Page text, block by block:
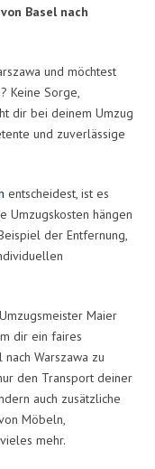
Basel nach
und möchtest
Keine Sorge,
dir bei deinem Umzug
und zuverlässige
entscheidest, ist es
Umzugskosten hängen
der Entfernung,
Maier
dir ein faires
Warszawa zu
den Transport deiner
auch zusätzliche
Möbeln,
mehr.